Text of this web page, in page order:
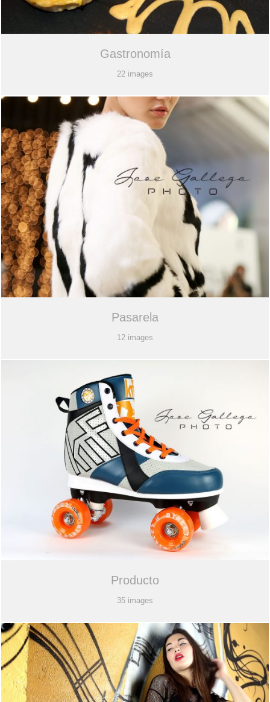
Gastronomía
22 images
Pasarela
12 images
Producto
35 images